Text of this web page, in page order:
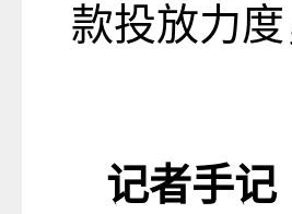
款投放力度
记者手记